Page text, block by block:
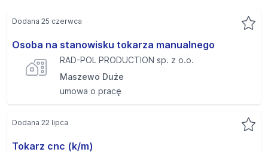
Osoba na stanowisku tokarza manualnego
RAD-POL PRODUCTION sp. z o.o.
Maszewo Duże
umowa o pracę
Dodana 25 czerwca
Tokarz cnc (k/m)
Dodana 22 lipca